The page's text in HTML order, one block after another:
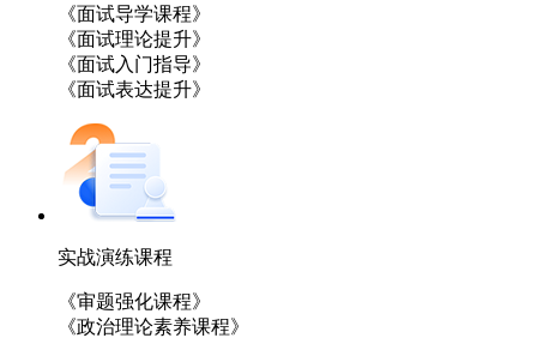
《面试导学课程》
《面试理论提升》
《面试入门指导》
《面试表达提升》
实战演练课程
《审题强化课程》
《政治理论素养课程》